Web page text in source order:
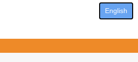
English